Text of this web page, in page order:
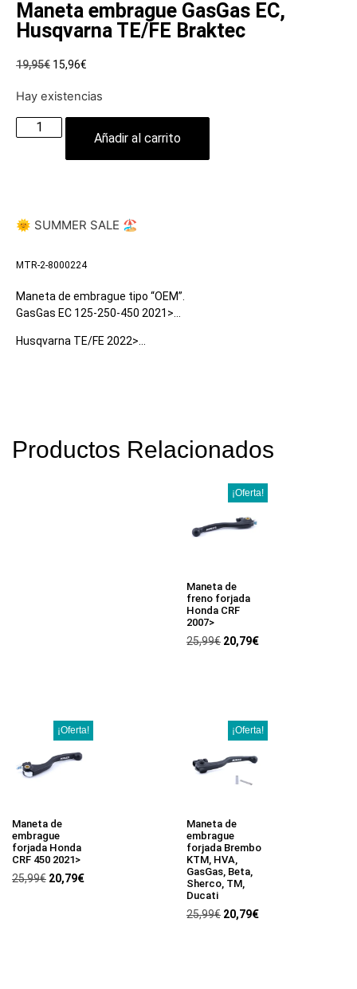
Maneta embrague GasGas EC,
Husqvarna TE/FE Braktec
19,95€ 15,96€
Hay existencias
Añadir al carrito
🌞 SUMMER SALE 🏖️
MTR-2-8000224
Maneta de embrague tipo “OEM”.
GasGas EC 125-250-450 2021>…
Husqvarna TE/FE 2022>…
Productos Relacionados
¡Oferta!
Maneta de
freno forjada
Honda CRF
2007>
25,99€ 20,79€
¡Oferta!
Maneta de
embrague
forjada Honda
CRF 450 2021>
25,99€ 20,79€
¡Oferta!
Maneta de
embrague
forjada Brembo
KTM, HVA,
GasGas, Beta,
Sherco, TM,
Ducati
25,99€ 20,79€